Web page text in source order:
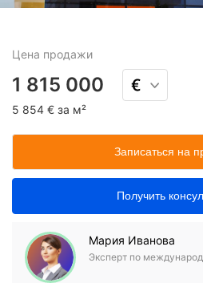
Цена продажи
1 815 000
5 854 € за м²
Записаться на
Получить
Мария Иванова
Эксперт по